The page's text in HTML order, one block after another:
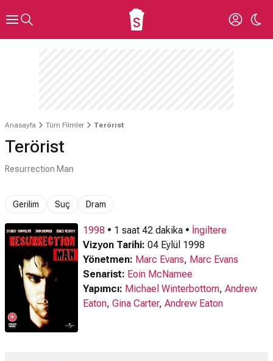
Anasayfa Tüm Filmler Terörist
Terörist
Resurrection Man
Gerilim Suç Dram
1998 • 1 saat 42 dakika • İngiltere
Vizyon Tarihi: 04 Eylül 1998
Yönetmen: Marc Evans, Marc Evans
Senarist: Eoin McNamee
Yapımcı: Michael Winterbottom, Andrew
Eaton, Gina Carter, Andrew Eaton